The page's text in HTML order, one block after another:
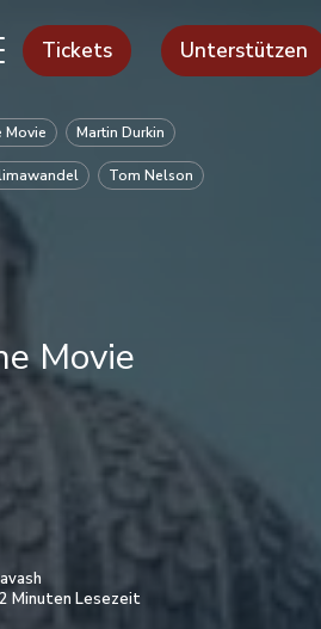
Tickets Unterstützen
Movie Martin Durkin
Tom Nelson
Movie
Minuten Lesezeit